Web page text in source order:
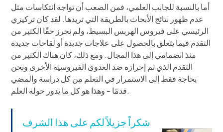
أما بالنسبة للجانب العلمي، فمن الصعب أن تواجه انتكاسات مثل
عدم ظهور نتائج الأبحاث بالطريقة التي تريدها. لقد كان تركيزي
الرئيسي على فيروس الهربس البسيط، ولم نحرز حقًا الكثير من
التقدم فيما يتعلق بالحصول على علاجات جديدة أو لقاحات جديدة
منذ انضمامي إلى هذا المجال. ومع ذلك، كان هناك الكثير من
التقدم الذي تم إحرازه ضد العدوى الفيروسية الأخرى ونحن
بحاجة فقط إلى الاستمرار في التعلم من كل دراسة والمضي
قدمًا - وهذا هو كل ما يدور حوله العلم.
شكراً جزيلاً لكم على هذا الشرف